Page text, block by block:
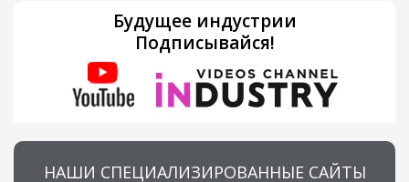
Будущее индустрии
Подписывайся!
НАШИ СПЕЦИАЛИЗИРОВАННЫЕ САЙТЫ